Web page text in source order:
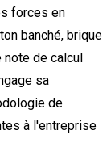
forces en
banché, brique
de calcul
sa
de
à l'entreprise